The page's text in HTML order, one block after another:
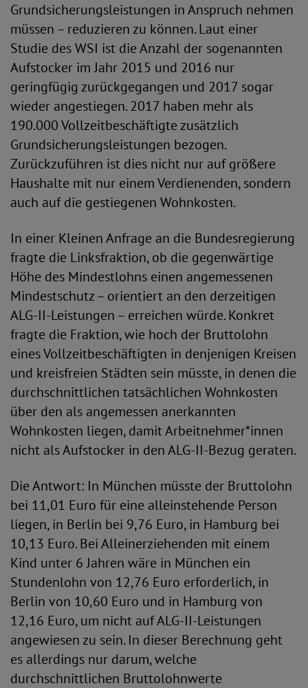
Grundsicherungsleistungen in Anspruch nehmen
müssen – reduzieren zu können. Laut einer
Studie des WSI ist die Anzahl der sogenannten
Aufstocker im Jahr 2015 und 2016 nur
geringfügig zurückgegangen und 2017 sogar
wieder angestiegen. 2017 haben mehr als
190.000 Vollzeitbeschäftigte zusätzlich
Grundsicherungsleistungen bezogen.
Zurückzuführen ist dies nicht nur auf größere
Haushalte mit nur einem Verdienenden, sondern
auch auf die gestiegenen Wohnkosten.
In einer Kleinen Anfrage an die Bundesregierung
fragte die Linksfraktion, ob die gegenwärtige
Höhe des Mindestlohns einen angemessenen
Mindestschutz – orientiert an den derzeitigen
ALG-II-Leistungen – erreichen würde. Konkret
fragte die Fraktion, wie hoch der Bruttolohn
eines Vollzeitbeschäftigten in denjenigen Kreisen
und kreisfreien Städten sein müsste, in denen die
durchschnittlichen tatsächlichen Wohnkosten
über den als angemessen anerkannten
Wohnkosten liegen, damit Arbeitnehmer*innen
nicht als Aufstocker in den ALG-II-Bezug geraten.
Die Antwort: In München müsste der Bruttolohn
bei 11,01 Euro für eine alleinstehende Person
liegen, in Berlin bei 9,76 Euro, in Hamburg bei
10,13 Euro. Bei Alleinerziehenden mit einem
Kind unter 6 Jahren wäre in München ein
Stundenlohn von 12,76 Euro erforderlich, in
Berlin von 10,60 Euro und in Hamburg von
12,16 Euro, um nicht auf ALG-II-Leistungen
angewiesen zu sein. In dieser Berechnung geht
es allerdings nur darum, welche
durchschnittlichen Bruttolohnwerte